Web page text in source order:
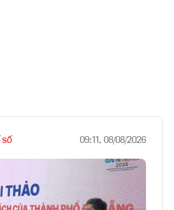
số 09:11, 08/08/2026